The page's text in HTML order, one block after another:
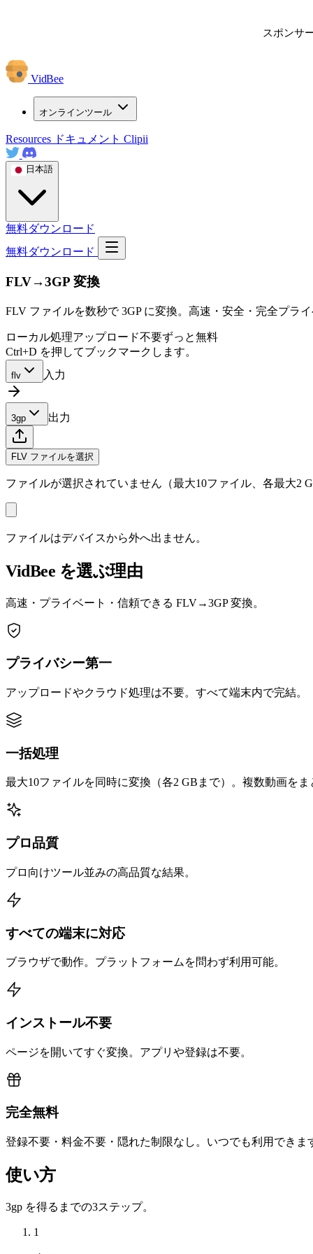
スポンサ
VidBee
オンラインツール
Resources ドキュメント Clipii
日本語
無料ダウンロード
無料ダウンロード
FLV→3GP 変換
FLV ファイルを数秒で 3GP に変換。高速・安全・完全プラ
ローカル処理アップロード不要ずっと無料
Ctrl+D を押してブックマークします。
flv 入力
3gp 出力
FLV ファイルを選択
ファイルが選択されていません（最大10ファイル、各最大2
ファイルはデバイスから外へ出ません。
VidBee を選ぶ理由
高速・プライベート・信頼できる FLV→3GP 変換。
プライバシー第一
アップロードやクラウド処理は不要。すべて端末内で完結。
一括処理
最大10ファイルを同時に変換（各2 GBまで）。複数動画を
プロ品質
プロ向けツール並みの高品質な結果。
すべての端末に対応
ブラウザで動作。プラットフォームを問わず利用可能。
インストール不要
ページを開いてすぐ変換。アプリや登録は不要。
完全無料
登録不要・料金不要・隠れた制限なし。いつでも利用できま
使い方
3gp を得るまでの3ステップ。
1